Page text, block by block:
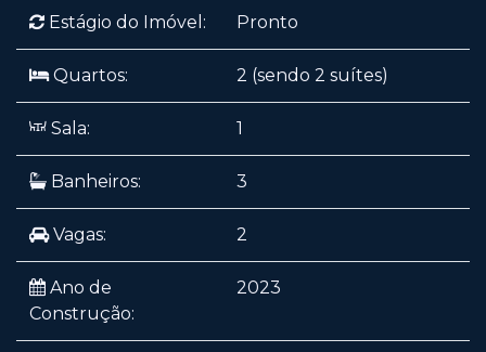
Estágio do Imóvel: Pronto
Quartos: 2 (sendo 2 suítes)
Sala: 1
Banheiros: 3
Vagas: 2
Ano de
Construção:
2023